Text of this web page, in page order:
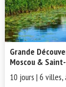
Grande
Moscou &
10 jours | 6